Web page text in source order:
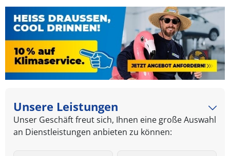
Unsere Leistungen
Unser Geschäft freut sich, Ihnen eine große Auswahl
an Dienstleistungen anbieten zu können: